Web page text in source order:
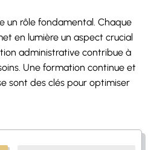
un rôle fondamental. Chaque
en lumière un aspect crucial
administrative contribue à
Une formation continue et
sont des clés pour optimiser